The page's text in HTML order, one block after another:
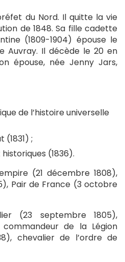
du Nord. Il quitte la vie
de 1848. Sa fille cadette
(1809-1904) épouse le
Auvray. Il décède le 20 en
épouse, née Jenny Jars,
de l’histoire universelle
(1831) ;
(1836).
(21 décembre 1808),
Pair de France (3 octobre
(23 septembre 1805),
commandeur de la Légion
chevalier de l’ordre de